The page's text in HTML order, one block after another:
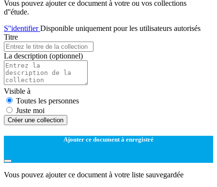
Vous pouvez ajouter ce document à votre ou vos collections
d''étude.
S''identifierDisponible uniquement pour les utilisateurs autorisés
Titre
La description (optionnel)
Visible à
Toutes les personnes
Juste moi
Créer une collection
Ajouter ce document à enregistré
Vous pouvez ajouter ce document à votre liste sauvegardée